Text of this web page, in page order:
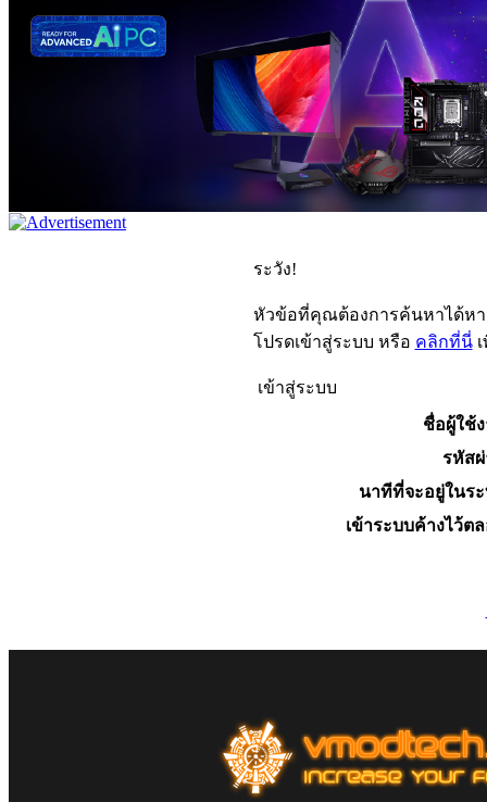
ระวัง!
หัวข้อที่คุณต้องการค้นหาได้ห
โปรดเข้าสู่ระบบ หรือ คลิกที่นี่เ
เข้าสู่ระบบ
ชื่อผู้ใช้
รหัส
นาทีที่จะอยู่ในร
เข้าระบบค้างไว้ต